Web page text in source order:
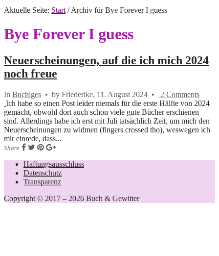
Aktuelle Seite: Start /Archiv für Bye Forever I guess
Bye Forever I guess
Neuerscheinungen, auf die ich mich 2024
noch freue
In Buchiges • by Friederike, 11. August 2024 •
2 Comments
Ich habe so einen Post leider niemals für die erste Hälfte von 2024
gemacht, obwohl dort auch schon viele gute Bücher erschienen
sind. Allerdings habe ich erst mit Juli tatsächlich Zeit, um mich den
Neuerscheinungen zu widmen (fingers crossed tho), weswegen ich
mir einrede, dass...
Share
Haftungsausschluss
Datenschutz
Transparenz
Copyright © 2017 – 2026 Buch & Gewitter